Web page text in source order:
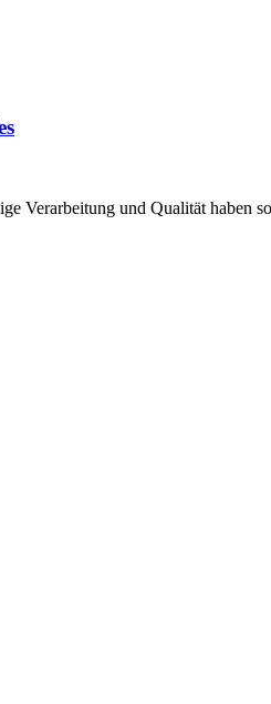
Verarbeitung und Qualität